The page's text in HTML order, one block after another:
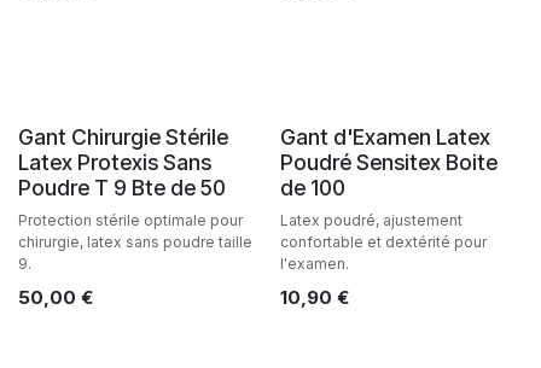
Gant Chirurgie Stérile
Latex Protexis Sans
Poudre T 9 Bte de 50
Protection stérile optimale pour
chirurgie, latex sans poudre taille
9.
50,00 €
Gant d'Examen Latex
Poudré Sensitex Boite
de 100
Latex poudré, ajustement
confortable et dextérité pour
l'examen.
10,90 €